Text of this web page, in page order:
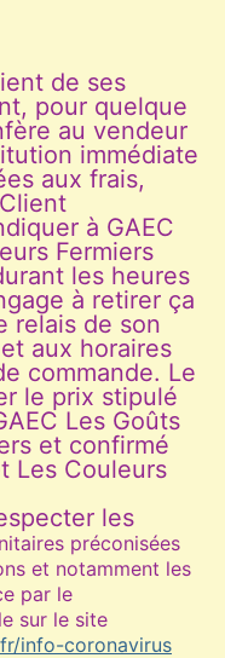
de ses
pour quelque
au vendeur
immédiate
aux frais,
à GAEC
Fermiers
les heures
à retirer ça
relais de son
aux horaires
commande. Le
le prix stipulé
Les Goûts
et confirmé
Les Couleurs
les
préconisées
et notamment les
par le
sur le site
info-coronavirus